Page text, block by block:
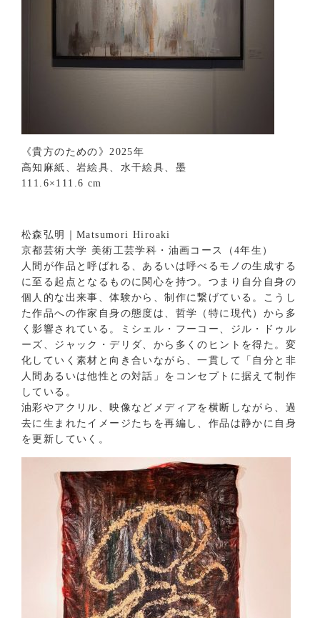
《貴方のための》2025年
高知麻紙、岩絵具、水干絵具、墨
111.6×111.6 cm
松森弘明｜Matsumori Hiroaki
京都芸術大学 美術工芸学科・油画コース（4年生）
人間が作品と呼ばれる、あるいは呼べるモノの生成する
に至る起点となるものに関心を持つ。つまり自分自身の
個人的な出来事、体験から、制作に繋げている。こうし
た作品への作家自身の態度は、哲学（特に現代）から多
く影響されている。ミシェル・フーコー、ジル・ドゥル
ーズ、ジャック・デリダ、から多くのヒントを得た。変
化していく素材と向き合いながら、一貫して「自分と非
人間あるいは他性との対話」をコンセプトに据えて制作
している。
油彩やアクリル、映像などメディアを横断しながら、過
去に生まれたイメージたちを再編し、作品は静かに自身
を更新していく。